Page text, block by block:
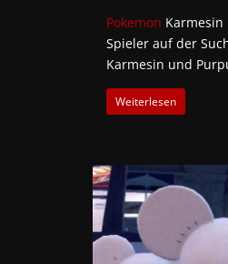
Pokemon
Spieler auf der
Karmesin und
Weiterlesen